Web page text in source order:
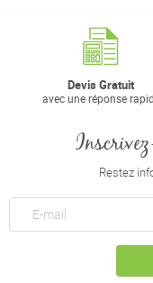
Devis Gratuit
avec une réponse
Restez